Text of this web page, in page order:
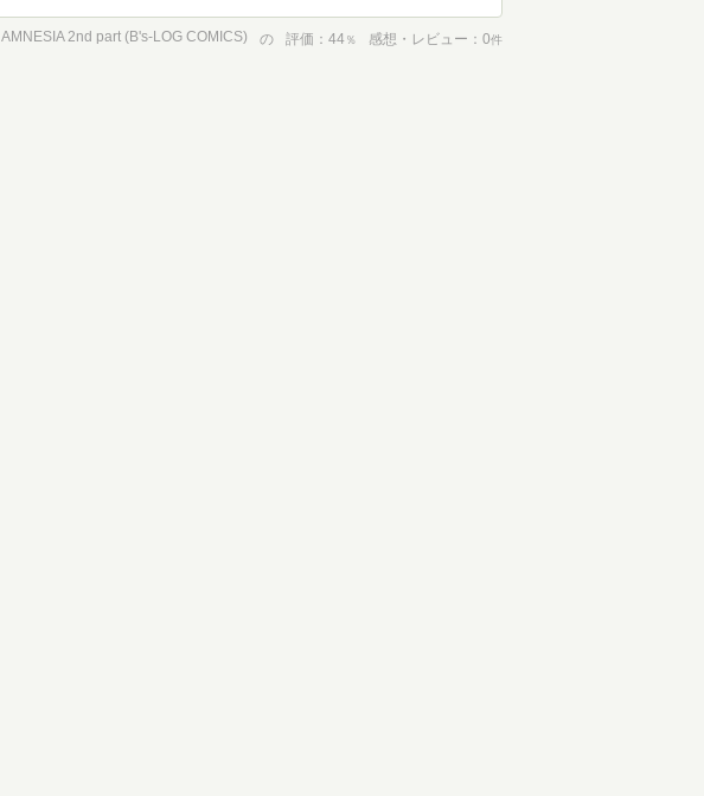
AMNESIA 2nd part (B's-LOG COMICS) の 評価 44％ 感想・レビュー 0件